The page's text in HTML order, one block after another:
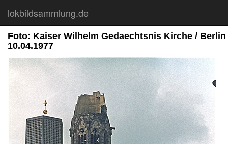
lokbildsammlung.de
Foto: Kaiser Wilhelm Gedaechtsnis Kirche / Berlin
10.04.1977